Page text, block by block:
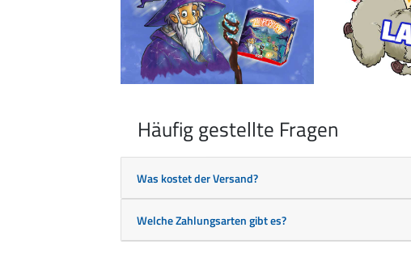
Häufig gestellte Fragen
Was kostet der Versand?
Welche Zahlungsarten gibt es?